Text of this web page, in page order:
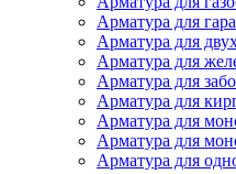
Арматура для
Арматура для
Арматура для
Арматура для
Арматура для
Арматура для
Арматура для
Арматура для